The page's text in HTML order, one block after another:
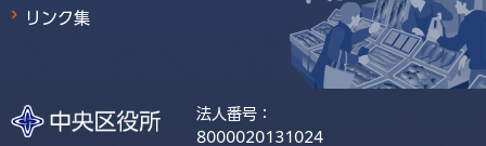
リンク集
法人番号：
8000020131024